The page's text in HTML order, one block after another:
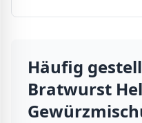
Häufig
Bratwurst